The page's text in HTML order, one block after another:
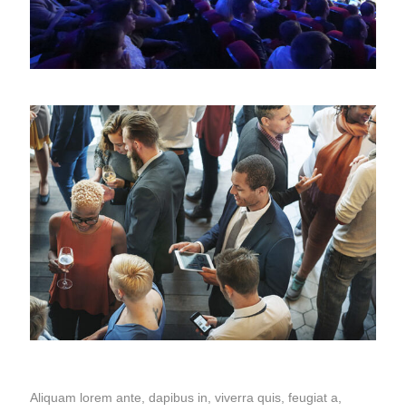
Aliquam lorem ante, dapibus in, viverra quis, feugiat a,